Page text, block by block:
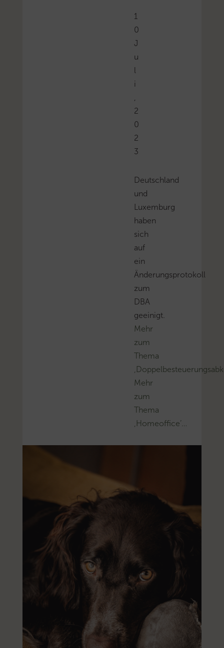
1
0
J
u
l
i
,
2
0
2
3
Deutschland
und
Luxemburg
haben
sich
auf
ein
Änderungsprotokoll
zum
DBA
geeinigt.
Mehr
zum
Thema
Mehr
zum
Thema
‚Homeoffice’…